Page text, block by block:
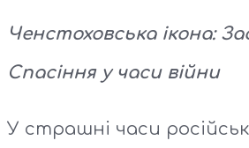
Ченстоховська ікона:
Спасіння у часи війни
У страшні часи